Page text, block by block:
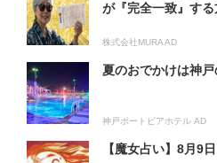
が『完全一致』する
株式会社MURA AD
夏のおでかけは神戸
神戸ポートピアホテル AD
【魔女占い】8月9